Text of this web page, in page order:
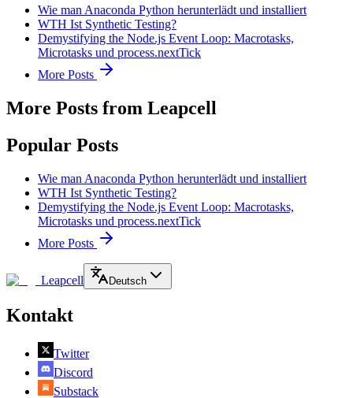
Wie man Anaconda Python herunterlädt und installiert
WTH Ist Synthetic Testing?
Demystifying the Node.js Event Loop: Macrotasks,
Microtasks und process.nextTick
More Posts
More Posts from Leapcell
Popular Posts
Wie man Anaconda Python herunterlädt und installiert
WTH Ist Synthetic Testing?
Demystifying the Node.js Event Loop: Macrotasks,
Microtasks und process.nextTick
More Posts
Leapcell Deutsch
Kontakt
Twitter
Discord
Substack